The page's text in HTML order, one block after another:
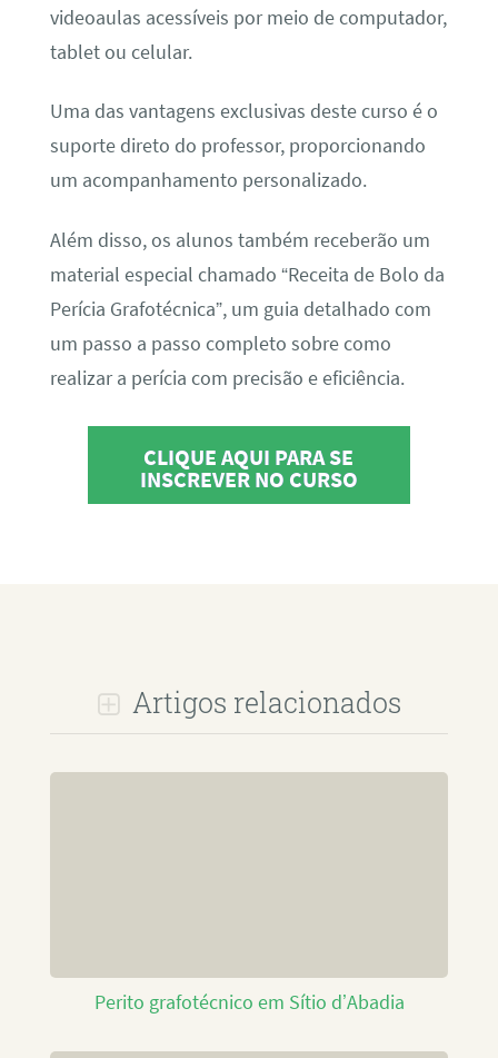
videoaulas acessíveis por meio de computador,
tablet ou celular.
Uma das vantagens exclusivas deste curso é o
suporte direto do professor, proporcionando
um acompanhamento personalizado.
Além disso, os alunos também receberão um
material especial chamado “Receita de Bolo da
Perícia Grafotécnica”, um guia detalhado com
um passo a passo completo sobre como
realizar a perícia com precisão e eficiência.
CLIQUE AQUI PARA SE
INSCREVER NO CURSO
Artigos relacionados
Perito grafotécnico em Sítio d’Abadia